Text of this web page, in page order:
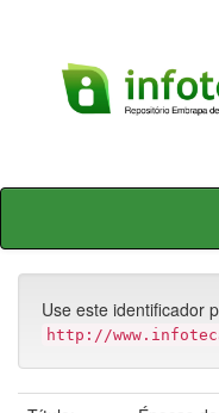
Skip
Use este identificador
http://